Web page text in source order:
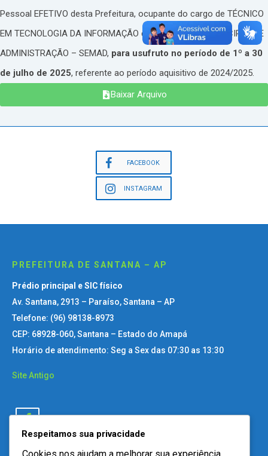
Pessoal EFETIVO desta Prefeitura, ocupante do cargo de TÉCNICO
EM TECNOLOGIA DA INFORMAÇÃO da SECRETARIA MUNICIPAL DE
ADMINISTRAÇÃO – SEMAD, para usufruto no período de 1º a 30
de julho de 2025, referente ao período aquisitivo de 2024/2025.
Baixar Arquivo
FACEBOOK
INSTAGRAM
PREFEITURA DE SANTANA – AP
Prédio principal e SIC físico
Av. Santana, 2913 – Paraíso, Santana – AP
Telefone: (96) 98138-8973
CEP: 68928-060, Santana – Estado do Amapá
Horário de atendimento: Seg a Sex das 07:30 as 13:30
Site Antigo
Respeitamos sua privacidade
Cookies nos ajudam a melhorar sua experiência,